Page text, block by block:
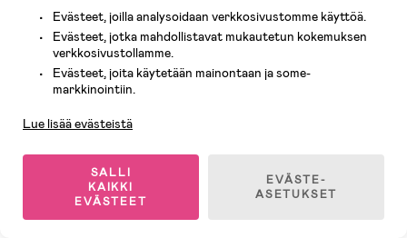
Tilapäisesti loppu
Muslin, Dusty Rose
69,90 €
Evästeet, joilla analysoidaan verkkosivustomme käyttöä.
Evästeet, jotka mahdollistavat mukautetun kokemuksen
verkkosivustollamme.
Evästeet, joita käytetään mainontaan ja some-
markkinointiin.
Lue lisää evästeistä
SALLI
KAIKKI
EVÄSTEET
EVÄSTE-
ASETUKSET